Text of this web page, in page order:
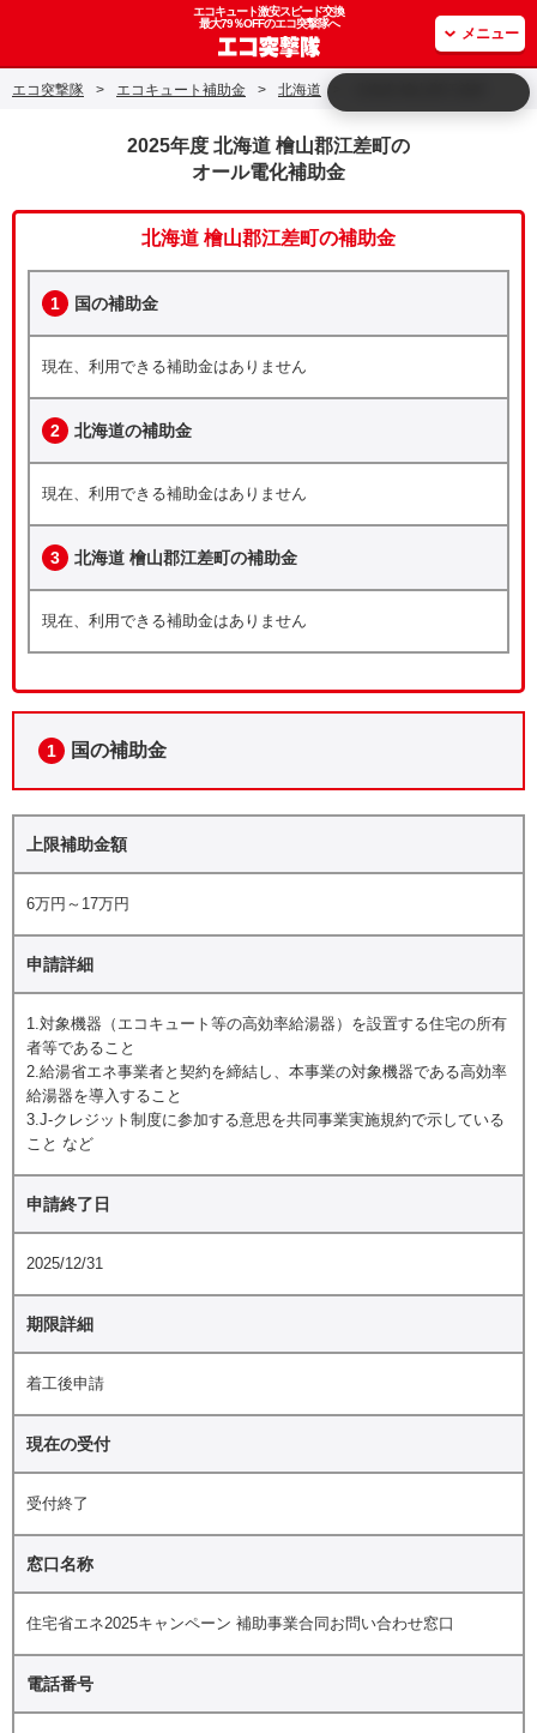
エコキュート激安スピード交換
最大79％OFFのエコ突撃隊へ
メニュー
エコ突撃隊 > エコキュート補助金 > 北海道
2025年度 北海道 檜山郡江差町の
オール電化補助金
北海道 檜山郡江差町の補助金
1 国の補助金
現在、利用できる補助金はありません
2 北海道の補助金
現在、利用できる補助金はありません
3 北海道 檜山郡江差町の補助金
現在、利用できる補助金はありません
1 国の補助金
上限補助金額
6万円～17万円
申請詳細
1.対象機器（エコキュート等の高効率給湯器）を設置する住宅の所有
者等であること
2.給湯省エネ事業者と契約を締結し、本事業の対象機器である高効率
給湯器を導入すること
3.J-クレジット制度に参加する意思を共同事業実施規約で示している
こと など
申請終了日
2025/12/31
期限詳細
着工後申請
現在の受付
受付終了
窓口名称
住宅省エネ2025キャンペーン 補助事業合同お問い合わせ窓口
電話番号